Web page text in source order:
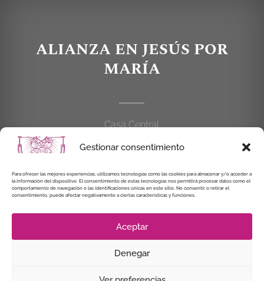
Gestionar consentimiento
Para ofrecer las mejores experiencias, utilizamos tecnologías como las cookies para almacenar y/o acceder a
la información del dispositivo. El consentimiento de estas tecnologías nos permitirá procesar datos como el
comportamiento de navegación o las identificaciones únicas en este sitio. No consentir o retirar el
consentimiento, puede afectar negativamente a ciertas características y funciones.
Aceptar
Denegar
ALIANZA EN JESÚS POR
MARÍA
Casa Central
914 462 114
alianzaenjesuspormaria@gmail.com